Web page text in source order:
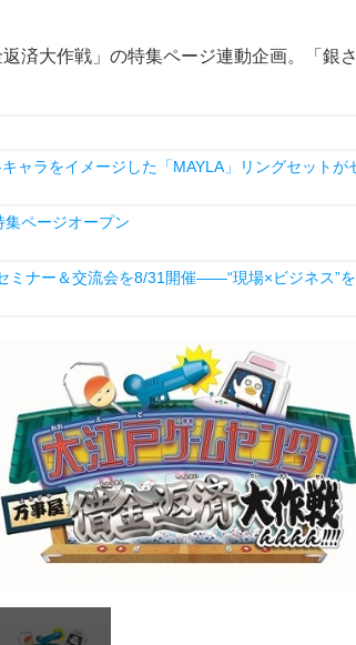
済大作戦」の特集ページ連動企画。「銀
ャラをイメージした「MAYLA」リングセットが
集ページオープン
ミナー＆交流会を8/31開催――“現場×ビジネス”を